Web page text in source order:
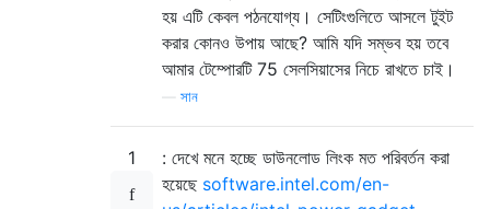
হয় এটি কেবল পঠনযোগ্য। সেটিংগুলিতে আসলে টুইট
করার কোনও উপায় আছে? আমি যদি সম্ভব হয় তবে
আমার টেম্পোরটি 75 সেলসিয়াসের নিচে রাখতে চাই।
সান
1
: দেখে মনে হচ্ছে ডাউনলোড লিংক মত পরিবর্তন করা
হয়েছে software.intel.com/en-